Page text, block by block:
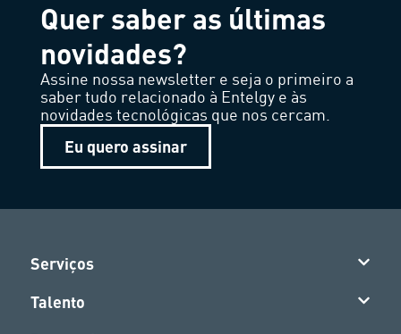
Quer saber as últimas
novidades?
Assine nossa newsletter e seja o primeiro a
saber tudo relacionado à Entelgy e às
novidades tecnológicas que nos cercam.
Eu quero assinar
Serviços
Talento